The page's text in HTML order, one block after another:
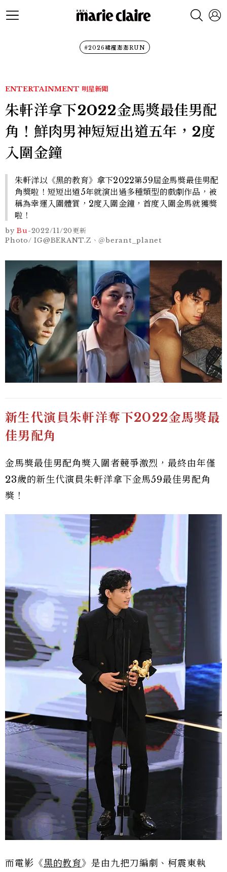
#2026裙襬澎澎RUN
ENTERTAINMENT 明星新聞
朱軒洋拿下2022金馬獎最佳男配
角！鮮肉男神短短出道五年，2度
入圍金鐘
朱軒洋以《黑的教育》拿下2022第59屆金馬獎最佳男配
角獎啦！短短出道5年就演出過多種類型的戲劇作品，被
稱為幸運入圍體質，2度入圍金鐘，首度入圍金馬就獲獎
啦！
by Bu-2022/11/20更新
Photo/ IG@BERANT.Z、＠berant_planet
新生代演員朱軒洋奪下2022金馬獎最
佳男配角
金馬獎最佳男配角獎入圍者競爭激烈，最終由年僅
23歲的新生代演員朱軒洋拿下金馬59最佳男配角
獎！
而電影《黑的教育》是由九把刀編劇、柯震東執